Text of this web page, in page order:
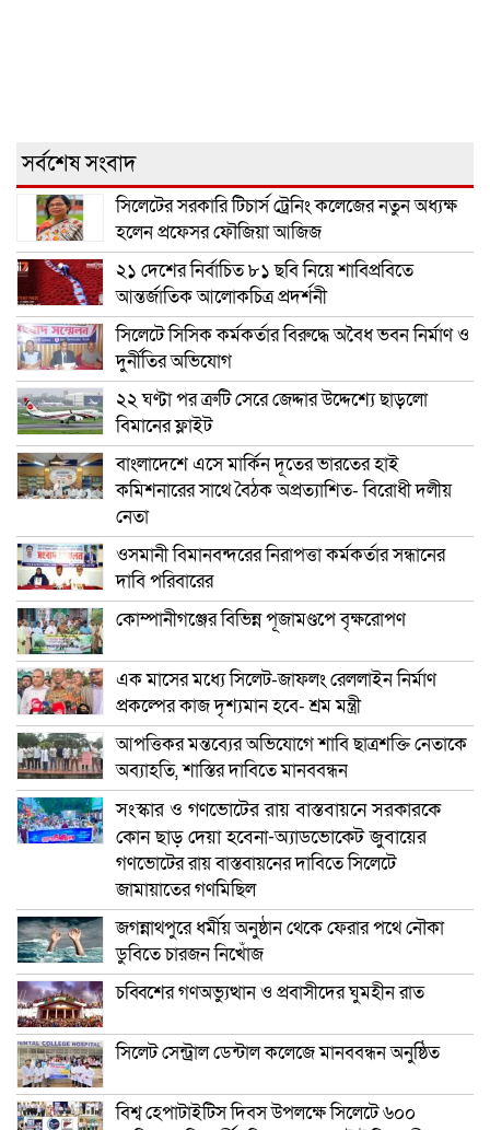
সর্বশেষ সংবাদ
সিলেটের সরকারি টিচার্স ট্রেনিং কলেজের নতুন অধ্যক্ষ
হলেন প্রফেসর ফৌজিয়া আজিজ
২১ দেশের নির্বাচিত ৮১ ছবি নিয়ে শাবিপ্রবিতে
আন্তর্জাতিক আলোকচিত্র প্রদর্শনী
সিলেটে সিসিক কর্মকর্তার বিরুদ্ধে অবৈধ ভবন নির্মাণ ও
দুর্নীতির অভিযোগ
২২ ঘণ্টা পর ত্রুটি সেরে জেদ্দার উদ্দেশ্যে ছাড়লো
বিমানের ফ্লাইট
বাংলাদেশে এসে মার্কিন দূতের ভারতের হাই
কমিশনারের সাথে বৈঠক অপ্রত্যাশিত- বিরোধী দলীয়
নেতা
ওসমানী বিমানবন্দরের নিরাপত্তা কর্মকর্তার সন্ধানের
দাবি পরিবারের
কোম্পানীগঞ্জের বিভিন্ন পূজামণ্ডপে বৃক্ষরোপণ
এক মাসের মধ্যে সিলেট-জাফলং রেললাইন নির্মাণ
প্রকল্পের কাজ দৃশ্যমান হবে- শ্রম মন্ত্রী
আপত্তিকর মন্তব্যের অভিযোগে শাবি ছাত্রশক্তি নেতাকে
অব্যাহতি, শাস্তির দাবিতে মানববন্ধন
সংস্কার ও গণভোটের রায় বাস্তবায়নে সরকারকে
কোন ছাড় দেয়া হবেনা-অ্যাডভোকেট জুবায়ের
গণভোটের রায় বাস্তবায়নের দাবিতে সিলেটে
জামায়াতের গণমিছিল
জগন্নাথপুরে ধর্মীয় অনুষ্ঠান থেকে ফেরার পথে নৌকা
ডুবিতে চারজন নিখোঁজ
চব্বিশের গণঅভ্যুত্থান ও প্রবাসীদের ঘুমহীন রাত
সিলেট সেন্ট্রাল ডেন্টাল কলেজে মানববন্ধন অনুষ্ঠিত
বিশ্ব হেপাটাইটিস দিবস উপলক্ষে সিলেটে ৬০০